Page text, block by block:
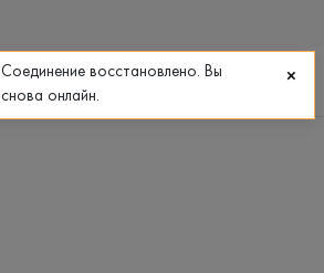
0
Соединение восстановлено. Вы
снова онлайн.